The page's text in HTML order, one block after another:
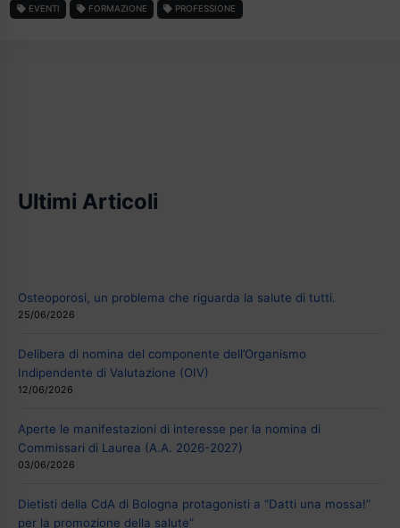
EVENTI FORMAZIONE PROFESSIONE
Ultimi Articoli
Osteoporosi, un problema che riguarda la salute di tutti.
25/06/2026
Delibera di nomina del componente dell’Organismo
Indipendente di Valutazione (OIV)
12/06/2026
Aperte le manifestazioni di interesse per la nomina di
Commissari di Laurea (A.A. 2026-2027)
03/06/2026
Dietisti della CdA di Bologna protagonisti a “Datti una mossa!”
per la promozione della salute”